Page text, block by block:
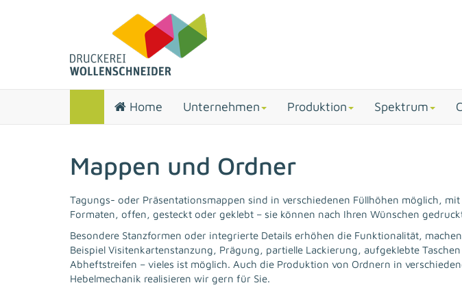
Home Unternehmen Produktion Spektrum
Mappen und Ordner
Tagungs- oder Präsentationsmappen sind in verschiedenen Füllhöhen möglich,
Formaten, offen, gesteckt oder geklebt – sie können nach Ihren Wünschen
Besondere Stanzformen oder integrierte Details erhöhen die Funktionalität,
Beispiel Visitenkartenstanzung, Prägung, partielle Lackierung, aufgeklebte
Abheftstreifen – vieles ist möglich. Auch die Produktion von Ordnern in
Hebelmechanik realisieren wir gern für Sie.